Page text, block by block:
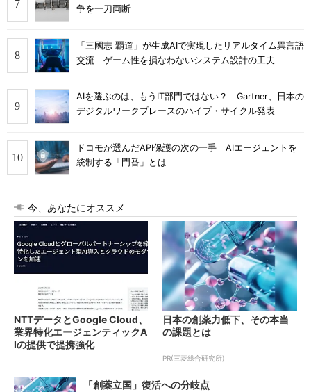
争を一刀両断
「三國志 覇道」が生成AIで実現したリアルタイム異言語
交流 ゲーム性を損なわないシステム設計の工夫
AIを選ぶのは、もうIT部門ではない？ Gartner、日本の
デジタルワークプレースのハイプ・サイクル発表
ドコモが選んだAPI保護の次の一手 AIエージェントを
統制する「門番」とは
今、あなたにオススメ
NTTデータとGoogle Cloud、
業界特化エージェンティックA
Iの提供で提携強化
日本の創薬力低下、その本当
の課題とは
PR(三菱総合研究所)
「創薬立国」復活への分岐点